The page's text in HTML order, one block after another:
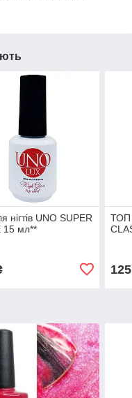
нігтів UNO SUPER
15 мл**
ТОП
125